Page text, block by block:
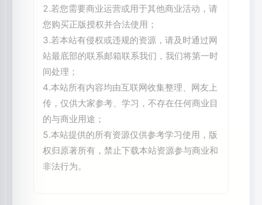
2.若您需要商业运营或用于其他商业活动，请
您购买正版授权并合法使用；
3.若本站有侵权或违规的资源，请及时通过网
站最底部的联系邮箱联系我们，我们将第一时
间处理；
4.本站所有内容均由互联网收集整理、网友上
传，仅供大家参考、学习，不存在任何商业目
的与商业用途；
5.本站提供的所有资源仅供参考学习使用，版
权归原著所有，禁止下载本站资源参与商业和
非法行为。